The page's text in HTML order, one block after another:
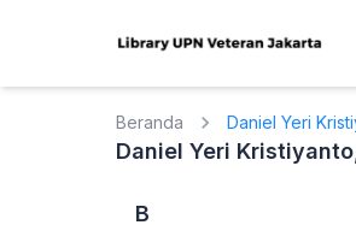
Beranda Daniel Yeri
Daniel Yeri
B